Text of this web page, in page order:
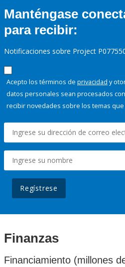
Manténgase
para recibir:
Notificaciones sobre Project
Acepto los términos de privacidad y
datos personales sean procesados
recibir novedades sobre los temas
Regístrese
Finanzas
Financiamiento (millones